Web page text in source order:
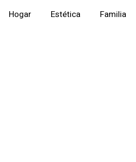
Hogar Estética Familia